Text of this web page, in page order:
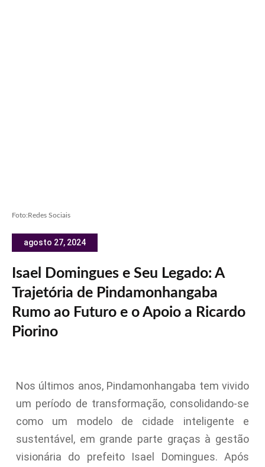
Foto:Redes Sociais
agosto 27, 2024
Isael Domingues e Seu Legado: A
Trajetória de Pindamonhangaba
Rumo ao Futuro e o Apoio a Ricardo
Piorino
Nos últimos anos, Pindamonhangaba tem vivido
um período de transformação, consolidando-se
como um modelo de cidade inteligente e
sustentável, em grande parte graças à gestão
visionária do prefeito Isael Domingues. Após